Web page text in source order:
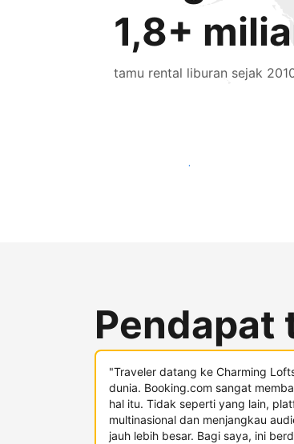
1,8+
tamu rental liburan sejak
Jangkau tamu baru hari ini
Pendapat
"Traveler datang ke Charming
dunia. Booking.com sangat
hal itu. Tidak seperti yang lain,
multinasional dan menjangkau
jauh lebih besar. Bagi saya, ini